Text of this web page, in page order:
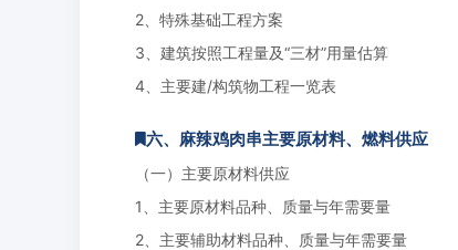
2、特殊基础工程方案
3、建筑按照工程量及“三材”用量估算
4、主要建/构筑物工程一览表
六、麻辣鸡肉串主要原材料、燃料供应
（一）主要原材料供应
1、主要原材料品种、质量与年需要量
2、主要辅助材料品种、质量与年需要量